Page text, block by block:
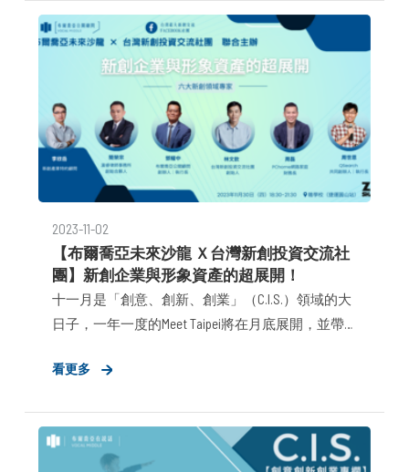
2023-11-02
【布爾喬亞未來沙龍 Ｘ台灣新創投資交流社
團】新創企業與形象資產的超展開！
十一月是「創意、創新、創業」（C.I.S.）領域的大
日子，一年一度的Meet Taipei將在月底展開，並帶
脈。 因此，台灣最大新創社團「台灣新創投資交
Taipei首日（11月30日）晚上舉辦專屬新創團隊的
看更多